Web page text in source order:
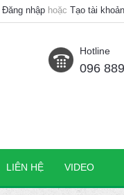
Đăng nhập hoặc Tạo tài khoản
Hotline
096
LIÊN HỆ VIDEO